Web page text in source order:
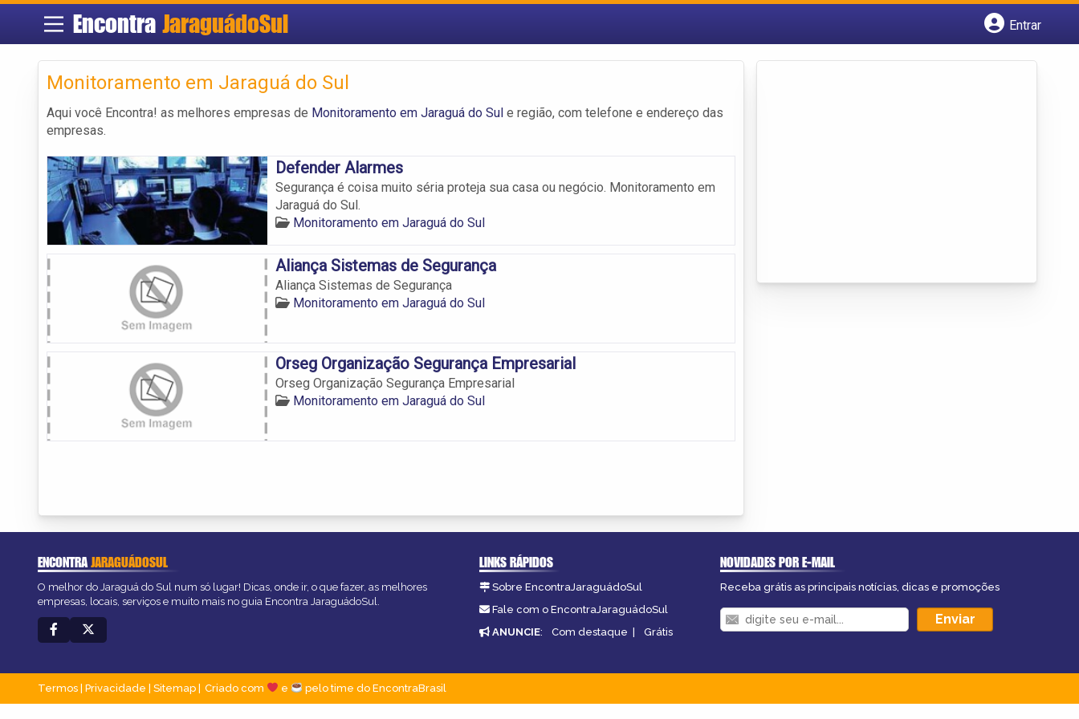
Encontra JaraguádoSul
Entrar
Monitoramento em Jaraguá do Sul
Aqui você Encontra! as melhores empresas de Monitoramento em Jaraguá do Sul e região, com telefone e endereço das
empresas.
Defender Alarmes
Segurança é coisa muito séria proteja sua casa ou negócio. Monitoramento em
Jaraguá do Sul.
Monitoramento em Jaraguá do Sul
Aliança Sistemas de Segurança
Aliança Sistemas de Segurança
Monitoramento em Jaraguá do Sul
Orseg Organização Segurança Empresarial
Orseg Organização Segurança Empresarial
Monitoramento em Jaraguá do Sul
ENCONTRAJARAGUÁDOSUL
O melhor do Jaraguá do Sul num só lugar! Dicas, onde ir, o que fazer, as melhores
empresas, locais, serviços e muito mais no guia Encontra JaraguádoSul.
LINKS RÁPIDOS
Sobre EncontraJaraguádoSul
Fale com o EncontraJaraguádoSul
ANUNCIE: Com destaque | Grátis
NOVIDADES POR E-MAIL
Receba grátis as principais notícias, dicas e promoções
Termos Privacidade Sitemap Criado com e pelo time do EncontraBrasil